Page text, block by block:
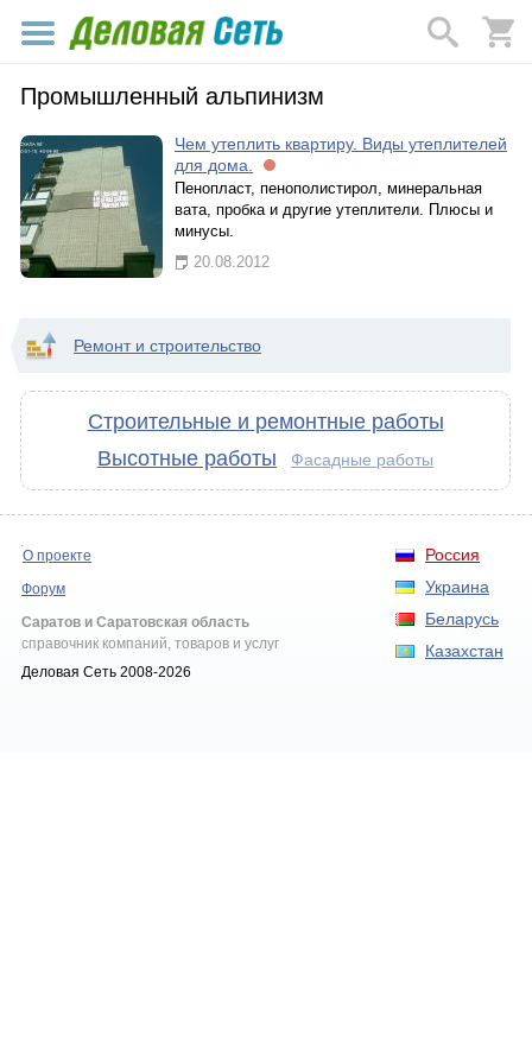
Промышленный альпинизм
Чем утеплить квартиру. Виды утеплителей
для дома.
Пенопласт, пенополистирол, минеральная
вата, пробка и другие утеплители. Плюсы и
минусы.
20.08.2012
Ремонт и строительство
Строительные и ремонтные работы
Высотные работы
Фасадные работы
Россия
Украина
Беларусь
Казахстан
О проекте
Форум
Саратов и Саратовская область
справочник компаний, товаров и услуг
Деловая Сеть 2008-2026